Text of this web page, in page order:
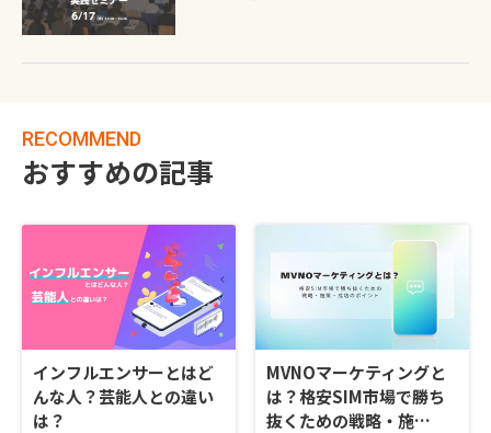
RECOMMEND
おすすめの記事
インフルエンサーとはど
んな人？芸能人との違い
は？
MVNOマーケティングと
は？格安SIM市場で勝ち
抜くための戦略・施…